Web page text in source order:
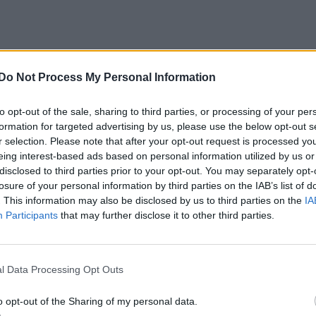
Do Not Process My Personal Information
opt-out of the sale, sharing to third parties, or processing of your
for targeted advertising by us, please use the below opt-out
selection. Please note that after your opt-out request is processed
interest-based ads based on personal information utilized by us
to third parties prior to your opt-out. You may separately
of your personal information by third parties on the IAB’s list of
This information may also be disclosed by us to third parties on the
Participants that may further disclose it to other third parties.
Data Processing Opt Outs
opt-out of the Sharing of my personal data.
hogy időveszteség nélkül haladunk előre” –
én Ukrajna megnyitotta a hat bővítési klaszter
listáját jelentik, amelyeket Kijevnek
a fennmaradó öt klaszter már júliusban
képviselői megerősítették a Kyiv
akadályozza a további előrelépést.
mit gondolsz?” – kérdezte Zelenszkij az
aki szintén részt vett az írországi